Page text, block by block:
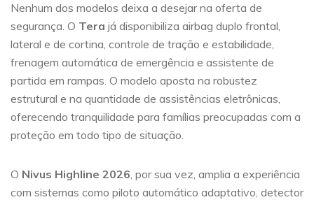
Nenhum dos modelos deixa a desejar na oferta de
segurança. O Tera já disponibiliza airbag duplo frontal,
lateral e de cortina, controle de tração e estabilidade,
frenagem automática de emergência e assistente de
partida em rampas. O modelo aposta na robustez
estrutural e na quantidade de assistências eletrônicas,
oferecendo tranquilidade para famílias preocupadas com a
proteção em todo tipo de situação.
O Nivus Highline 2026, por sua vez, amplia a experiência
com sistemas como piloto automático adaptativo, detector